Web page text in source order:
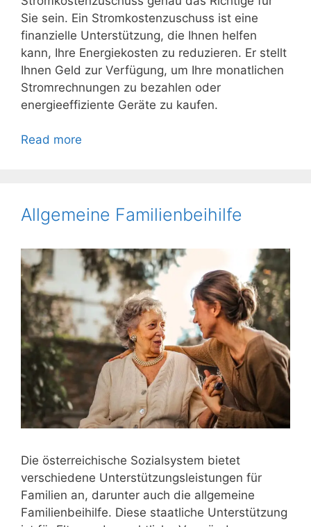
Sie sein. Ein Stromkostenzuschuss ist eine
finanzielle Unterstützung, die Ihnen helfen
kann, Ihre Energiekosten zu reduzieren. Er stellt
Ihnen Geld zur Verfügung, um Ihre monatlichen
Stromrechnungen zu bezahlen oder
energieeffiziente Geräte zu kaufen.
Read more
Allgemeine Familienbeihilfe
Die österreichische Sozialsystem bietet
verschiedene Unterstützungsleistungen für
Familien an, darunter auch die allgemeine
Familienbeihilfe. Diese staatliche Unterstützung